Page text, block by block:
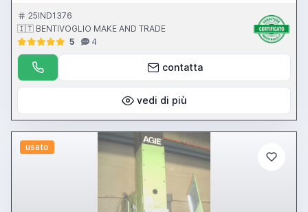
25IND1376
🇮🇹 BENTIVOGLIO MAKE AND TRADE
5
4
contatta
vedi di più
usato